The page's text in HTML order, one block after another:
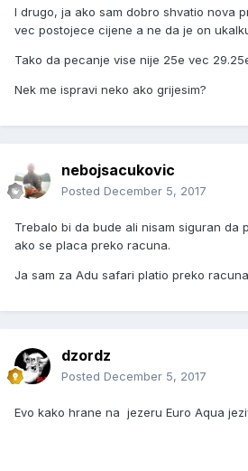
I drugo, ja ako sam dobro shvatio nova
vec postojece cijene a ne da je on
Tako da pecanje vise nije 25e vec
Nek me ispravi neko ako grijesim?
nebojsacukovic
Posted December 5, 2017
Trebalo bi da bude ali nisam siguran da
ako se placa preko racuna.
Ja sam za Adu safari platio preko
dzordz
Posted December 5, 2017
Evo kako hrane na jezeru